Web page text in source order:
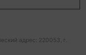
адрес: 220053, г.